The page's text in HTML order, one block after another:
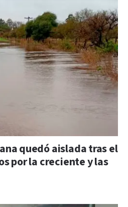
quedó aislada tras el
por la creciente y las